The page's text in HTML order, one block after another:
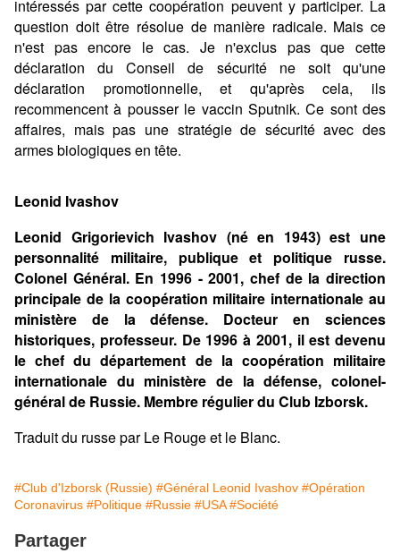
intéressés par cette coopération peuvent y participer. La
question doit être résolue de manière radicale. Mais ce
n'est pas encore le cas. Je n'exclus pas que cette
déclaration du Conseil de sécurité ne soit qu'une
déclaration promotionnelle, et qu'après cela, ils
recommencent à pousser le vaccin Sputnik. Ce sont des
affaires, mais pas une stratégie de sécurité avec des
armes biologiques en tête.
Leonid Ivashov
Leonid Grigorievich Ivashov (né en 1943) est une
personnalité militaire, publique et politique russe.
Colonel Général. En 1996 - 2001, chef de la direction
principale de la coopération militaire internationale au
ministère de la défense. Docteur en sciences
historiques, professeur. De 1996 à 2001, il est devenu
le chef du département de la coopération militaire
internationale du ministère de la défense, colonel-
général de Russie. Membre régulier du Club Izborsk.
Traduit du russe par Le Rouge et le Blanc.
#Club d'Izborsk (Russie) #Général Leonid Ivashov #Opération
Coronavirus #Politique #Russie #USA #Société
Partager